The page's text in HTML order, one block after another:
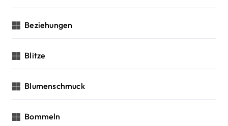
Beziehungen
Blitze
Blumenschmuck
Bommeln